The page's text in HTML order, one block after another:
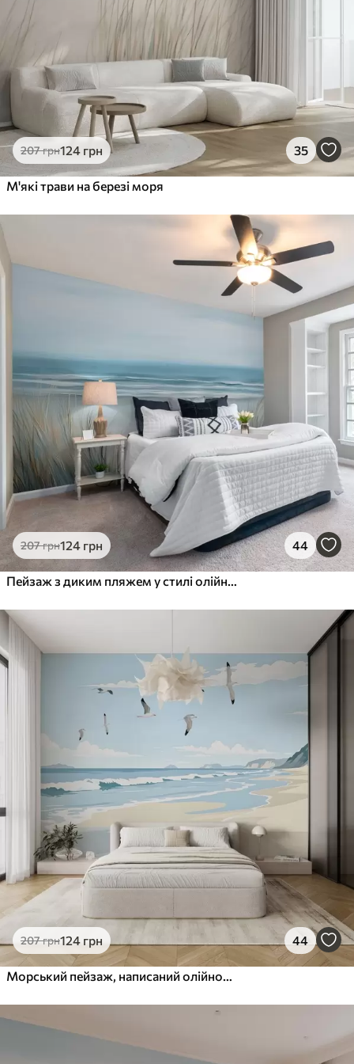
Преміум Вініл
730
Peel and Stick
875 грн/м²
207грн124 грн 35
М'які трави на березі моря
207грн124 грн 44
207грн124 грн 44